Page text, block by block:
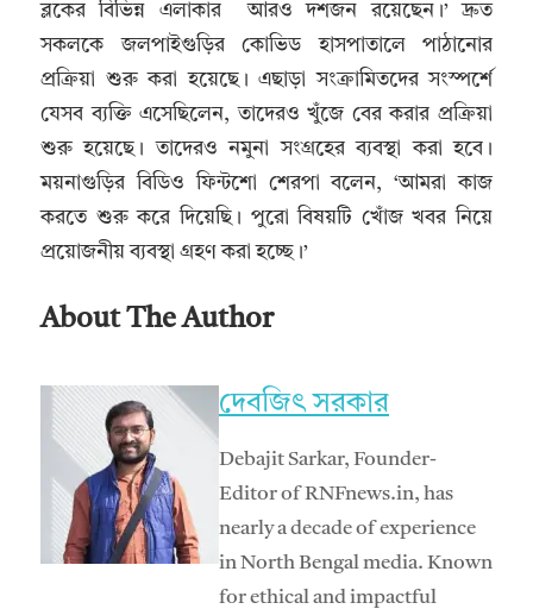
ব্লকের বিভিন্ন এলাকার আরও দশজন রয়েছেন।’ দ্রুত
সকলকে জলপাইগুড়ির কোভিড হাসপাতালে পাঠানোর
প্রক্রিয়া শুরু করা হয়েছে। এছাড়া সংক্রামিতদের সংস্পর্শে
যেসব ব্যক্তি এসেছিলেন, তাদেরও খুঁজে বের করার প্রক্রিয়া
শুরু হয়েছে। তাদেরও নমুনা সংগ্রহের ব্যবস্থা করা হবে।
ময়নাগুড়ির বিডিও ফিন্টশো শেরপা বলেন, ‘আমরা কাজ
করতে শুরু করে দিয়েছি। পুরো বিষয়টি খোঁজ খবর নিয়ে
প্রয়োজনীয় ব্যবস্থা গ্রহণ করা হচ্ছে।’
About The Author
দেবজিৎ সরকার
Debajit Sarkar, Founder-
Editor of RNFnews.in, has
nearly a decade of experience
in North Bengal media. Known
for ethical and impactful